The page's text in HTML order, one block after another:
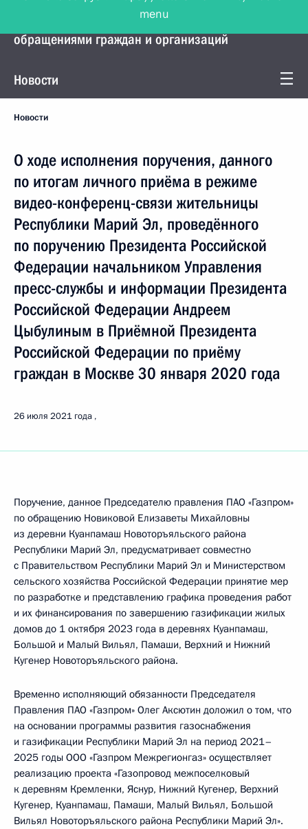
Управление Президента по работе с
обращениями граждан и организаций
Новости
Новости
О ходе исполнения поручения, данного
по итогам личного приёма в режиме
видео-конференц-связи жительницы
Республики Марий Эл, проведённого
по поручению Президента Российской
Федерации начальником Управления
пресс-службы и информации Президента
Российской Федерации Андреем
Цыбулиным в Приёмной Президента
Российской Федерации по приёму
граждан в Москве 30 января 2020 года
26 июля 2021 года
Поручение, данное Председателю правления ПАО «Газпром»
по обращению Новиковой Елизаветы Михайловны
из деревни Куанпамаш Новоторъяльского района
Республики Марий Эл, предусматривает совместно
с Правительством Республики Марий Эл и Министерством
сельского хозяйства Российской Федерации принятие мер
по разработке и представлению графика проведения работ
и их финансирования по завершению газификации жилых
домов до 1 октября 2023 года в деревнях Куанпамаш,
Большой и Малый Вильял, Памаши, Верхний и Нижний
Кугенер Новоторъяльского района.
Временно исполняющий обязанности Председателя
Правления ПАО «Газпром» Олег Аксютин доложил о том, что
на основании программы развития газоснабжения
и газификации Республики Марий Эл на период 2021–
2025 годы ООО «Газпром Межрегионгаз» осуществляет
реализацию проекта «Газопровод межпоселковый
к деревням Кремленки, Яснур, Нижний Кугенер, Верхний
Кугенер, Куанпамаш, Памаши, Малый Вильял, Большой
Вильял Новоторъяльского района Республики Марий Эл».
menu